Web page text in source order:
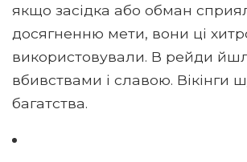
якщо засідка або обман
досягненню мети, вони ці
використовували. В рейди
вбивствами і славою. Вікінги
багатства.